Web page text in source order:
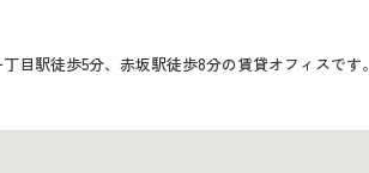
目駅徒歩5分、赤坂駅徒歩8分の賃貸オフィスです。